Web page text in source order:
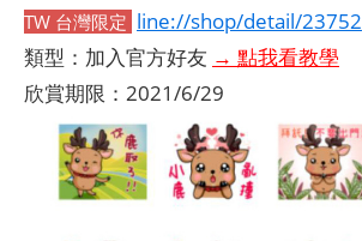
TW 台灣限定 line://shop/detail/23752
類型：加入官方好友 → 點我看教學
欣賞期限：2021/6/29